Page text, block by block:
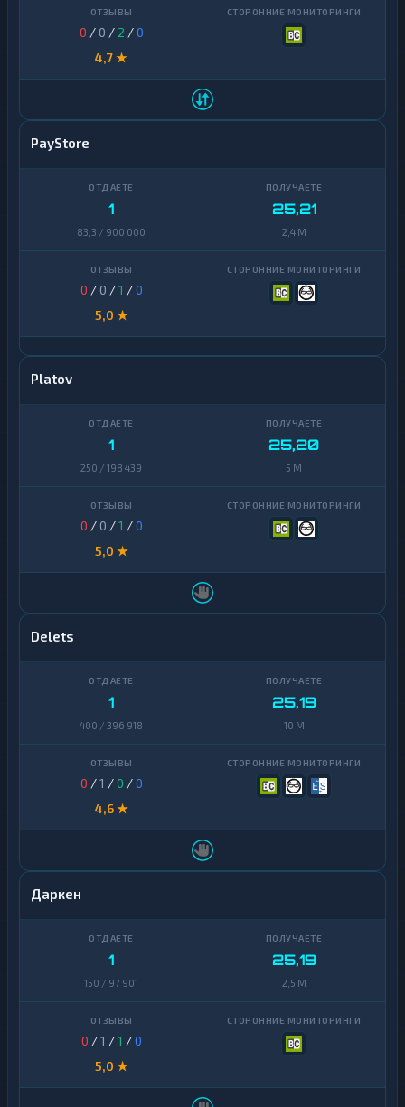
0 / 0 / 2 /0
4,7 ★
PayStore
1
83,3 / 900 000
25,21
2,4 M
0 / 0 /1 /0
5,0 ★
Platov
1
250 / 198 439
25,20
5 M
0 / 0 /1 /0
5,0 ★
Delets
1
400 / 396 918
25,19
10 M
0 /1 /0 /0
4,6 ★
Даркен
1
150 / 97 901
25,19
2,5 M
0 /1 /1 /0
5,0 ★